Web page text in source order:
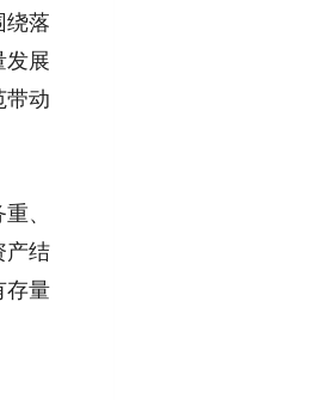
绕落
发展
带动
、
产结
存量